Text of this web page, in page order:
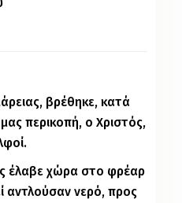
βρέθηκε, κατά
περικοπή, ο Χριστός,
έλαβε χώρα στο φρέαρ
αντλούσαν νερό, προς